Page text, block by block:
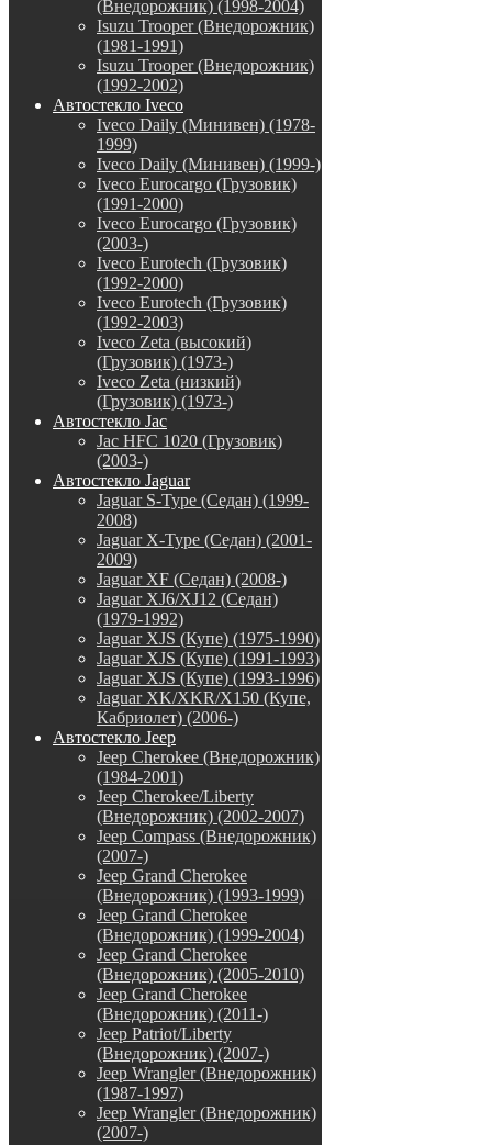
(Внедорожник) (1998-2004)
Isuzu Trooper (Внедорожник)
(1981-1991)
Isuzu Trooper (Внедорожник)
(1992-2002)
Автостекло Iveco
Iveco Daily (Минивен) (1978-
1999)
Iveco Daily (Минивен) (1999-)
Iveco Eurocargo (Грузовик)
(1991-2000)
Iveco Eurocargo (Грузовик)
(2003-)
Iveco Eurotech (Грузовик)
(1992-2000)
Iveco Eurotech (Грузовик)
(1992-2003)
Iveco Zeta (высокий)
(Грузовик) (1973-)
Iveco Zeta (низкий)
(Грузовик) (1973-)
Автостекло Jac
Jac HFC 1020 (Грузовик)
(2003-)
Автостекло Jaguar
Jaguar S-Type (Седан) (1999-
2008)
Jaguar X-Type (Седан) (2001-
2009)
Jaguar XF (Седан) (2008-)
Jaguar XJ6/XJ12 (Седан)
(1979-1992)
Jaguar XJS (Купе) (1975-1990)
Jaguar XJS (Купе) (1991-1993)
Jaguar XJS (Купе) (1993-1996)
Jaguar XK/XKR/X150 (Купе,
Кабриолет) (2006-)
Автостекло Jeep
Jeep Cherokee (Внедорожник)
(1984-2001)
Jeep Cherokee/Liberty
(Внедорожник) (2002-2007)
Jeep Compass (Внедорожник)
(2007-)
Jeep Grand Cherokee
(Внедорожник) (1993-1999)
Jeep Grand Cherokee
(Внедорожник) (1999-2004)
Jeep Grand Cherokee
(Внедорожник) (2005-2010)
Jeep Grand Cherokee
(Внедорожник) (2011-)
Jeep Patriot/Liberty
(Внедорожник) (2007-)
Jeep Wrangler (Внедорожник)
(1987-1997)
Jeep Wrangler (Внедорожник)
(2007-)